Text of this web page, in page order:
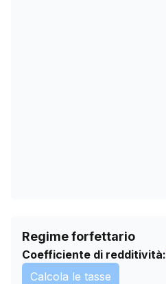
Regime forfettario
Coefficiente di redditività:
Calcola le tasse